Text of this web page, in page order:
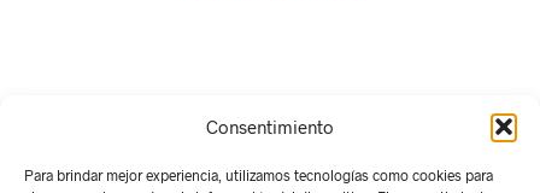
Consentimiento
Para brindar mejor experiencia, utilizamos tecnologías como cookies para